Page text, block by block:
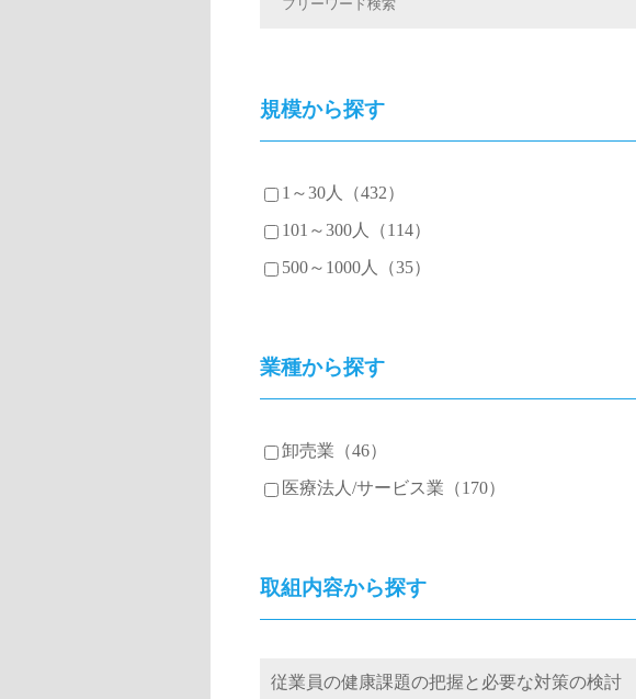
規模から探す
1～30人（432）
101～300人（114）
500～1000人（35）
業種から探す
卸売業（46）
医療法人/サービス業（170）
取組内容から探す
従業員の健康課題の把握と必要な対策の検討